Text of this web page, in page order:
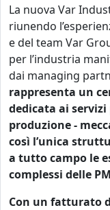
La nuova Var
riunendo
e del team Var
per l’industria
dai managing
rappresenta un
dedicata ai
produzione -
così l’unica
a tutto campo le
complessi delle
Con un fatturato